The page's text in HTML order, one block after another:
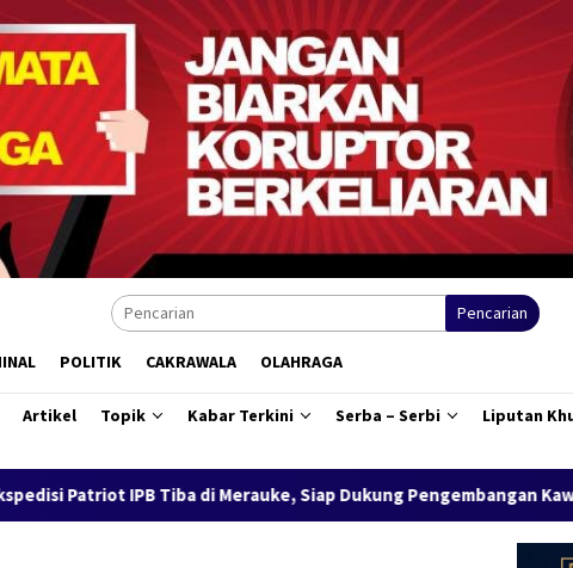
Pencarian
POLITIK CAKRAWALA OLAHRAGA
Artikel Topik Kabar Terkini Serba – Serbi
Liputan
Siap Dukung Pengembangan Kawasan Salor Berbasis